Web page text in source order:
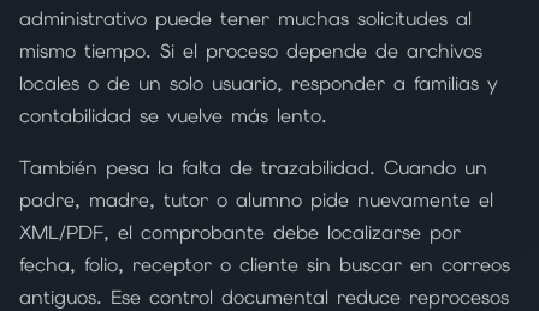
administrativo puede tener muchas solicitudes al
mismo tiempo. Si el proceso depende de archivos
locales o de un solo usuario, responder a familias y
contabilidad se vuelve más lento.
También pesa la falta de trazabilidad. Cuando un
padre, madre, tutor o alumno pide nuevamente el
XML/PDF, el comprobante debe localizarse por
fecha, folio, receptor o cliente sin buscar en correos
antiguos. Ese control documental reduce reprocesos